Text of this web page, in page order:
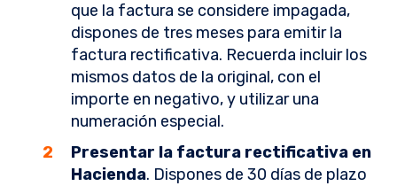
que la factura se considere impagada,
dispones de tres meses para emitir la
factura rectificativa. Recuerda incluir los
mismos datos de la original, con el
importe en negativo, y utilizar una
numeración especial.
Presentar la factura rectificativa en
Hacienda. Dispones de 30 días de plazo